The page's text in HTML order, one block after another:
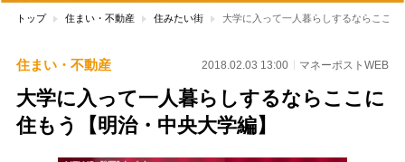
トップ 住まい・不動産 住みたい街 大学に入って一人暮らしするならここ
住まい・不動産 2018.02.03 13:00 マネーポストWEB
大学に入って一人暮らしするならここに
住もう【明治・中央大学編】